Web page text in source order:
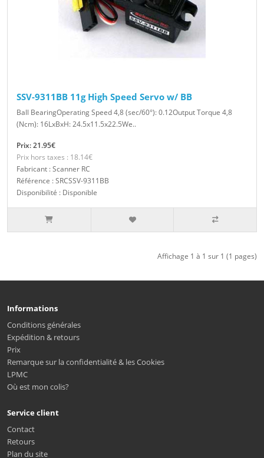
SSV-9311BB 11g High Speed Servo w/ BB
Ball BearingOperating Speed 4,8 (sec/60°): 0.12Output Torque 4,8
(Ncm): 16LxBxH: 24.5x11.5x22.5We..
Prix: 21.95€
Prix hors taxes : 18.14€
Fabricant : Scanner RC
Référence : SRCSSV-9311BB
Disponibilité : Disponible
Affichage 1 à 1 sur 1 (1 pages)
Informations
Conditions générales
Expédition & retours
Prix
Remarque sur la confidentialité & les Cookies
LPMC
Où est mon colis?
Service client
Contact
Retours
Plan du site